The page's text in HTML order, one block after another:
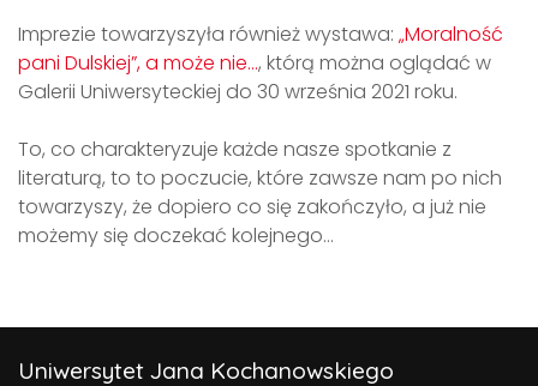
Imprezie towarzyszyła również wystawa: „Moralność
pani Dulskiej”, a może nie…, którą można oglądać w
Galerii Uniwersyteckiej do 30 września 2021 roku.
To, co charakteryzuje każde nasze spotkanie z
literaturą, to to poczucie, które zawsze nam po nich
towarzyszy, że dopiero co się zakończyło, a już nie
możemy się doczekać kolejnego…
Uniwersytet Jana Kochanowskiego